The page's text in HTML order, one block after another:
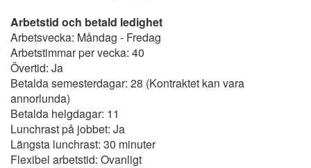
Arbetstid och betald ledighet
Arbetsvecka: Måndag - Fredag
Arbetstimmar per vecka: 40
Övertid: Ja
Betalda semesterdagar: 28 (Kontraktet kan vara
annorlunda)
Betalda helgdagar: 11
Lunchrast på jobbet: Ja
Längsta lunchrast: 30 minuter
Flexibel arbetstid: Ovanligt